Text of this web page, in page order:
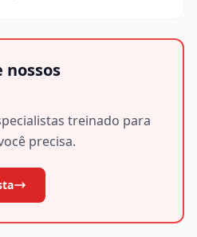
nossos
treinado para
precisa.